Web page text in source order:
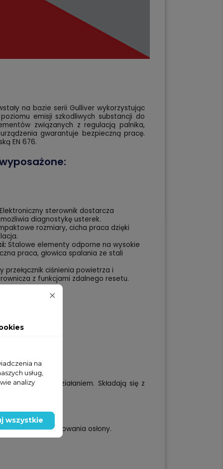
na bazie serii Gulliver wykorzystując
emisji szkodliwych substancji do
związanych z regulacją palnika,
gwarantuje bezpieczną pracę.
EN 676.
sterownik dostarcza
diagnostykę usterek.
rozmiary, cicha praca dzięki
Stalowe elementy odporne na wysokie
praca, głowica spalania ze stali
przełącznik ciśnienia powietrza i
z funkcjami zdalnego resetu.
działaniem. Składają się z
zdejmowania osłony.
na
usług,
analizy
wszystkie